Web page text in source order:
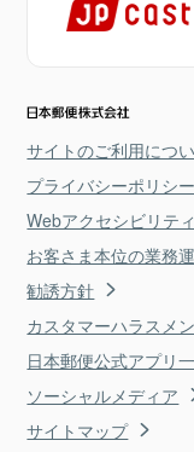
サイトのご利用につ
プライバシーポリシー
Webアクセシビリテ
お客さま本位の業務
勧誘方針
カスタマーハラスメ
日本郵便公式アプリ
ソーシャルメディア
サイトマップ